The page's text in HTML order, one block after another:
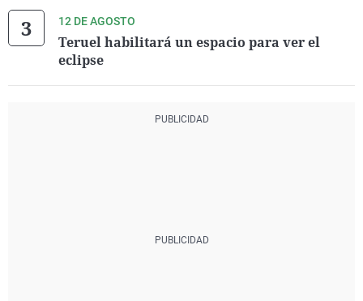
12 DE AGOSTO
Teruel habilitará un espacio para ver el
eclipse